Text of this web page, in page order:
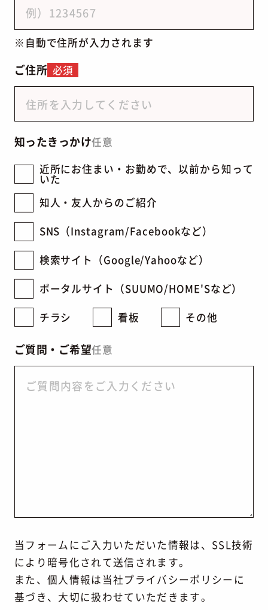
自動で住所が入力されます
ご住所 必須
知ったきっかけ任意
近所にお住まい・お勤めで、以前から知って
いた
知人・友人からのご紹介
SNS（Instagram/Facebookなど）
検索サイト（Google/Yahooなど）
ポータルサイト（SUUMO/HOME'Sなど）
チラシ
看板 その他
ご質問・ご希望任意
当フォームにご入力いただいた情報は、SSL技術
により暗号化されて送信されます。
また、個人情報は当社プライバシーポリシー に
基づき、大切に扱わせていただきます。